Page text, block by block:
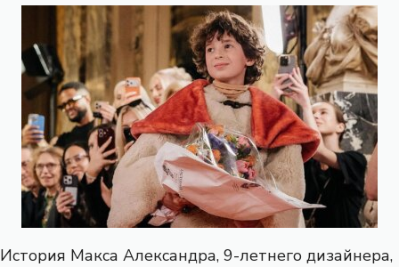
История Макса Александра, 9-летнего дизайнера,